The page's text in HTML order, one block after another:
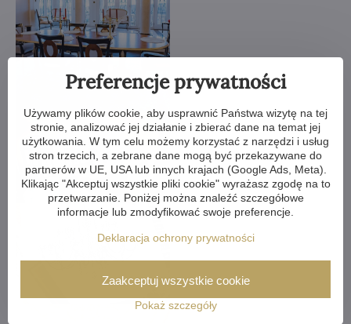
Preferencje prywatności
Używamy plików cookie, aby usprawnić Państwa wizytę na tej
stronie, analizować jej działanie i zbierać dane na temat jej
użytkowania. W tym celu możemy korzystać z narzędzi i usług
stron trzecich, a zebrane dane mogą być przekazywane do
partnerów w UE, USA lub innych krajach (Google Ads, Meta).
Klikając "Akceptuj wszystkie pliki cookie" wyrażasz zgodę na to
przetwarzanie. Poniżej można znaleźć szczegółowe
informacje lub zmodyfikować swoje preferencje.
Deklaracja ochrony prywatności
Pokaż szczegóły
Zaakceptuj wszystkie cookie